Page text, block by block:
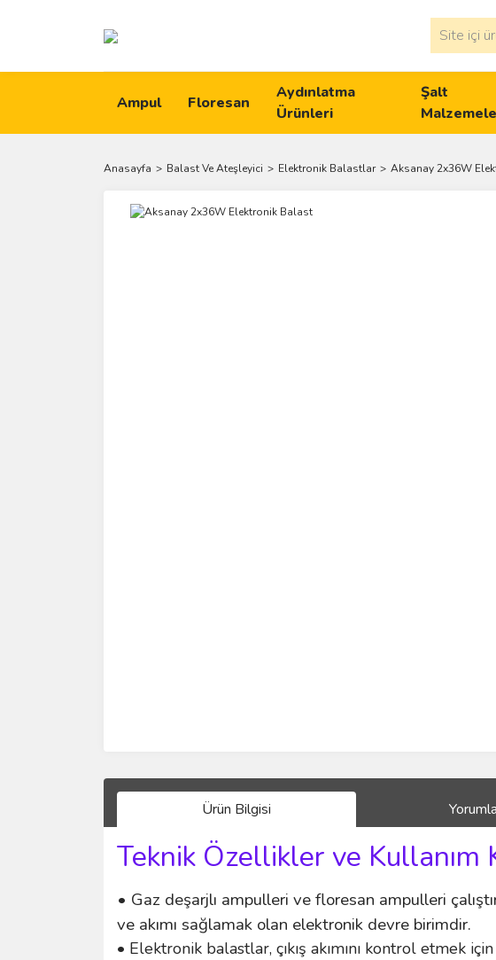
Ampul Floresan
Aydınlatma
Ürünleri
Şalt
Anasayfa Balast Ve Ateşleyici Elektronik Balastlar Aksanay 2x36W
Ürün Bilgisi
Teknik Özellikler ve Kullanım
• Gaz deşarjlı ampulleri ve floresan ampulleri
ve akımı sağlamak olan elektronik devre birimdir.
• Elektronik balastlar, çıkış akımını kontrol etmek